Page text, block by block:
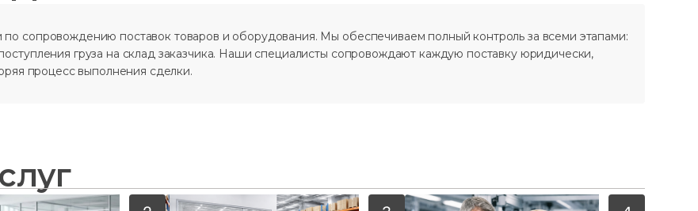
сопровождению поставок товаров и оборудования. Мы обеспечиваем полный контроль за всеми этапами:
груза на склад заказчика. Наши специалисты сопровождают каждую поставку юридически,
процесс выполнения сделки.